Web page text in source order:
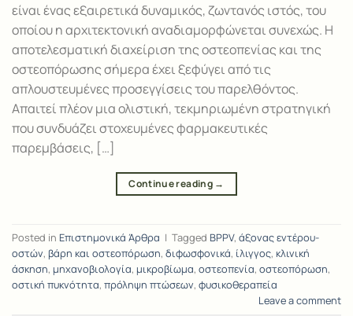
είναι ένας εξαιρετικά δυναμικός, ζωντανός ιστός, του
οποίου η αρχιτεκτονική αναδιαμορφώνεται συνεχώς. Η
αποτελεσματική διαχείριση της οστεοπενίας και της
οστεοπόρωσης σήμερα έχει ξεφύγει από τις
απλουστευμένες προσεγγίσεις του παρελθόντος.
Απαιτεί πλέον μια ολιστική, τεκμηριωμένη στρατηγική
που συνδυάζει στοχευμένες φαρμακευτικές
παρεμβάσεις, […]
Continue reading →
Posted in Επιστημονικά Άρθρα | Tagged BPPV, άξονας εντέρου-
οστών, βάρη και οστεοπόρωση, διφωσφονικά, ίλιγγος, κλινική
άσκηση, μηχανοβιολογία, μικροβίωμα, οστεοπενία, οστεοπόρωση,
οστική πυκνότητα, πρόληψη πτώσεων, φυσικοθεραπεία
Leave a comment